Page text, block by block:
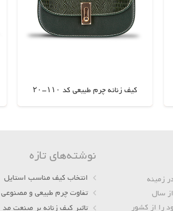
کیف زنانه چرم طبیعی کد ۱۱۰-۲۰
اطلاعات بیشتر
امروز در زمینه
سال
را از کشور
نوشته‌های تازه
انتخاب کیف مناسب استایل
تفاوت چرم طبیعی و مصنوعی
تاثیر کیف زنانه بر صنعت مد